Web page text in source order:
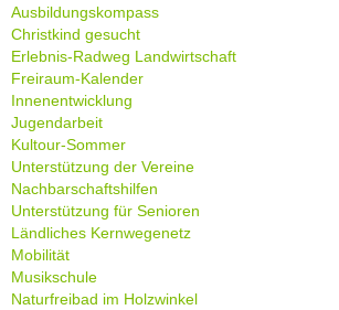
Ausbildungskompass
Christkind gesucht
Erlebnis-Radweg Landwirtschaft
Freiraum-Kalender
Innenentwicklung
Jugendarbeit
Kultour-Sommer
Unterstützung der Vereine
Nachbarschaftshilfen
Unterstützung für Senioren
Ländliches Kernwegenetz
Mobilität
Musikschule
Naturfreibad im Holzwinkel